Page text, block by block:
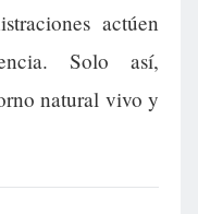
actúen
Solo así,
natural vivo y